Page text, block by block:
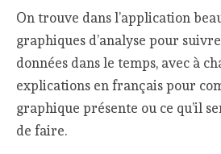
On trouve dans l’application
graphiques d’analyse pour
données dans le temps, avec à
explications en français pour
graphique présente ou ce qu’il
de faire.